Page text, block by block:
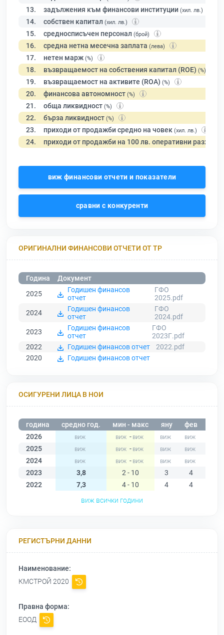
13. задължения към финансови институции (хил. лв.)
14. собствен капитал (хил. лв.)
15. средносписъчен персонал (брой)
16. средна нетна месечна заплата (лева)
17. нетен марж (%)
18. възвращаемост на собствения капитал (ROE) (%)
19. възвращаемост на активите (ROA) (%)
20. финансова автономност (%)
21. обща ликвидност (%)
22. бърза ликвидност (%)
23. приходи от продажби средно на човек (хил. лв.)
24. приходи от продажби на 100 лв. оперативни разходи
виж финансови отчети и показатели
сравни с конкуренти
ОРИГИНАЛНИ ФИНАНСОВИ ОТЧЕТИ ОТ ТР
Година
Документ
2025
Годишен финансов
отчет
ГФО
2025.pdf
2024
Годишен финансов
отчет
ГФО
2024.pdf
2023
Годишен финансов
отчет
ГФО
2023Г.pdf
2022
Годишен финансов отчет
2022.pdf
2020
Годишен финансов отчет
ОСИГУРЕНИ ЛИЦА В НОИ
година средно год. мин - макс яну фев
2026
-
2025
-
2024
-
2023
3,8 2 - 10 3 4
2022
7,3 4 - 10 4 4
виж всички години
РЕГИСТЪРНИ ДАННИ
Наименование:
КМСТРОЙ 2020
Правна форма:
ЕООД